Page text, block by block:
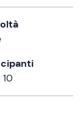
10